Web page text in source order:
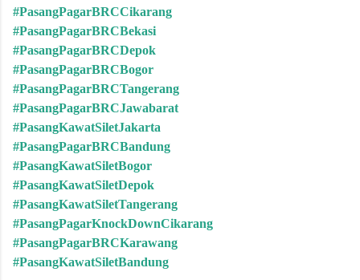
#PasangPagarBRCCikarang
#PasangPagarBRCBekasi
#PasangPagarBRCDepok
#PasangPagarBRCBogor
#PasangPagarBRCTangerang
#PasangPagarBRCJawabarat
#PasangKawatSiletJakarta
#PasangPagarBRCBandung
#PasangKawatSiletBogor
#PasangKawatSiletDepok
#PasangKawatSiletTangerang
#PasangPagarKnockDownCikarang
#PasangPagarBRCKarawang
#PasangKawatSiletBandung